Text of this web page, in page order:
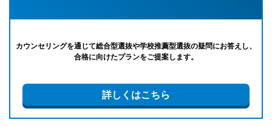
カウンセリングを通じて総合型選抜や学校推薦型選抜の疑問にお答えし、
合格に向けたプランをご提案します。
詳しくはこちら